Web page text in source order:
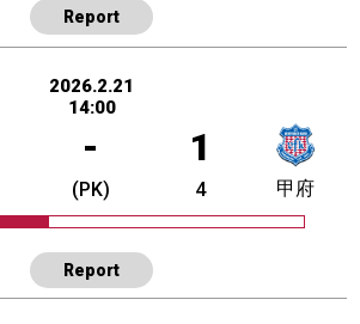
Report
2026.2.21
14:00
- 1
(PK) 4 甲府
Report